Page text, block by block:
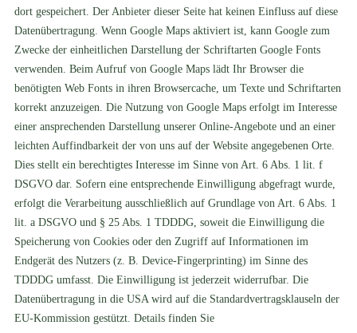
dort gespeichert. Der Anbieter dieser Seite hat keinen Einfluss auf diese
Datenübertragung. Wenn Google Maps aktiviert ist, kann Google zum
Zwecke der einheitlichen Darstellung der Schriftarten Google Fonts
verwenden. Beim Aufruf von Google Maps lädt Ihr Browser die
benötigten Web Fonts in ihren Browsercache, um Texte und Schriftarten
korrekt anzuzeigen. Die Nutzung von Google Maps erfolgt im Interesse
einer ansprechenden Darstellung unserer Online-Angebote und an einer
leichten Auffindbarkeit der von uns auf der Website angegebenen Orte.
Dies stellt ein berechtigtes Interesse im Sinne von Art. 6 Abs. 1 lit. f
DSGVO dar. Sofern eine entsprechende Einwilligung abgefragt wurde,
erfolgt die Verarbeitung ausschließlich auf Grundlage von Art. 6 Abs. 1
lit. a DSGVO und § 25 Abs. 1 TDDDG, soweit die Einwilligung die
Speicherung von Cookies oder den Zugriff auf Informationen im
Endgerät des Nutzers (z. B. Device-Fingerprinting) im Sinne des
TDDDG umfasst. Die Einwilligung ist jederzeit widerrufbar. Die
Datenübertragung in die USA wird auf die Standardvertragsklauseln der
EU-Kommission gestützt. Details finden Sie